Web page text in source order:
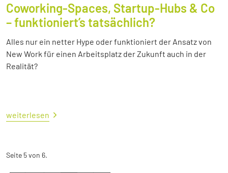
Coworking-Spaces, Startup-Hubs & Co
– funktioniert’s tatsächlich?
Alles nur ein netter Hype oder funktioniert der Ansatz von
New Work für einen Arbeitsplatz der Zukunft auch in der
Realität?
weiterlesen
Seite 5 von 6.